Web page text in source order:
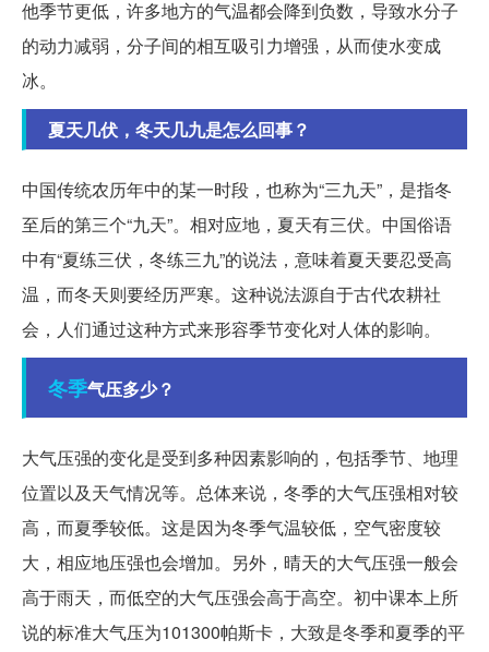
他季节更低，许多地方的气温都会降到负数，导致水分子
的动力减弱，分子间的相互吸引力增强，从而使水变成
冰。
夏天几伏，冬天几九是怎么回事？
中国传统农历年中的某一时段，也称为“三九天”，是指冬
至后的第三个“九天”。相对应地，夏天有三伏。中国俗语
中有“夏练三伏，冬练三九”的说法，意味着夏天要忍受高
温，而冬天则要经历严寒。这种说法源自于古代农耕社
会，人们通过这种方式来形容季节变化对人体的影响。
冬季气压多少？
大气压强的变化是受到多种因素影响的，包括季节、地理
位置以及天气情况等。总体来说，冬季的大气压强相对较
高，而夏季较低。这是因为冬季气温较低，空气密度较
大，相应地压强也会增加。另外，晴天的大气压强一般会
高于雨天，而低空的大气压强会高于高空。初中课本上所
说的标准大气压为101300帕斯卡，大致是冬季和夏季的平